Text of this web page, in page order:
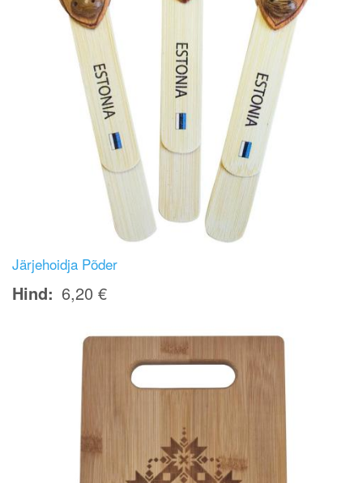
Järjehoidja Põder
Hind 6,20 €